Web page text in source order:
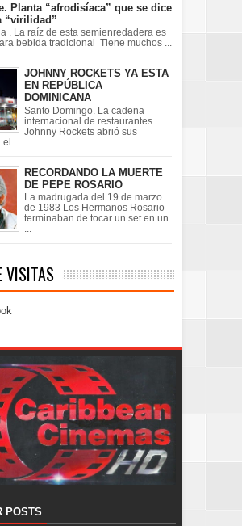
Planta “afrodisíaca” que se dice
“virilidad”
. La raíz de esta semienredadera es
bebida tradicional Tiene muchos ...
JOHNNY ROCKETS YA ESTA
EN REPÚBLICA
DOMINICANA
Santo Domingo. La cadena
internacional de restaurantes
Johnny Rockets abrió sus
...
RECORDANDO LA MUERTE
DE PEPE ROSARIO
La madrugada del 19 de marzo
de 1983 Los Hermanos Rosario
terminaban de tocar un set en un
...
VISITAS
POSTS